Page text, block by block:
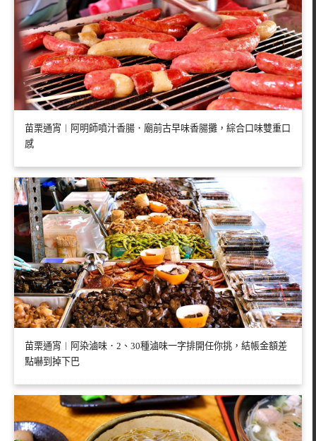
苗栗通宵︱阿明師噴汁香腸．廟前古早味香腸攤，綜合口味雙重口
感
苗栗通宵︱阿染滷味．2、30種滷味一字排開任你挑，結帳金額差
點嚇到掉下巴